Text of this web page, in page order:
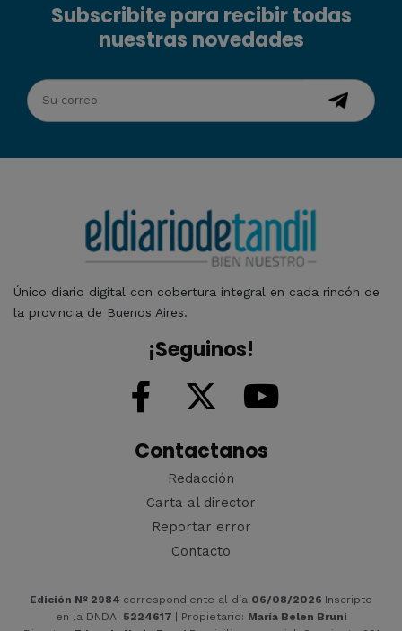
Subscribite para recibir todas
nuestras novedades
Único diario digital con cobertura integral en cada rincón de
la provincia de Buenos Aires.
¡Seguinos!
Contactanos
Redacción
Carta al director
Reportar error
Contacto
Edición Nº 2984 correspondiente al día 06/08/2026 Inscripto
en la DNDA: 5224617 | Propietario: María Belen Bruni